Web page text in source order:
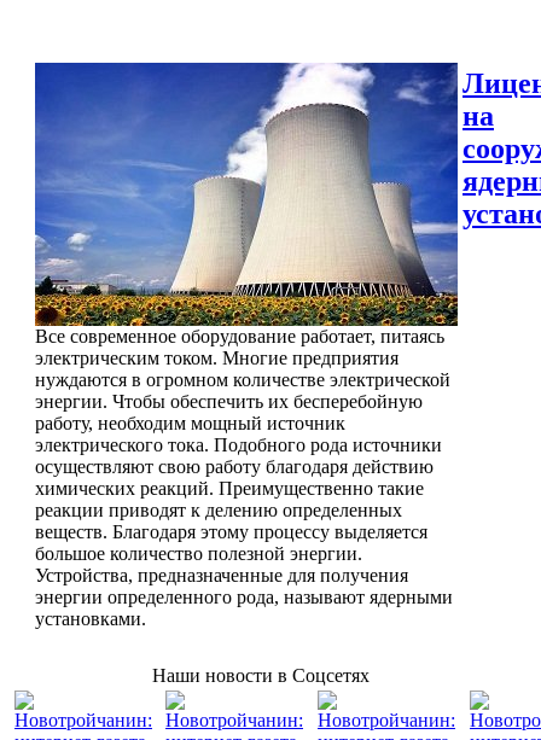
Все современное оборудование работает, питаясь
электрическим током. Многие предприятия
нуждаются в огромном количестве электрической
энергии. Чтобы обеспечить их бесперебойную
работу, необходим мощный источник
электрического тока. Подобного рода источники
осуществляют свою работу благодаря действию
химических реакций. Преимущественно такие
реакции приводят к делению определенных
веществ. Благодаря этому процессу выделяется
большое количество полезной энергии.
Устройства, предназначенные для получения
энергии определенного рода, называют ядерными
установками.
на
Наши новости в Соцсетях